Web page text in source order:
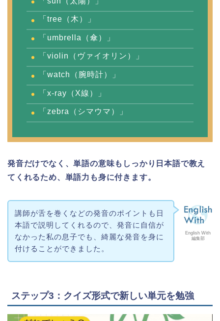
「tree（木）」
「umbrella（傘）」
「violin（ヴァイオリン）」
「watch（腕時計）」
「x-ray（X線）」
「zebra（シマウマ）」
発音だけでなく、単語の意味もしっかり日本語で教え
てくれるため、単語力も身に付きます。
English With
編集部
講師が舌を巻くなどの発音のポイントも日
本語で説明してくれるので、発音に自信が
なかった私の息子でも、綺麗な発音を身に
付けることができました。
ステップ3：クイズ形式で新しい単元を勉強